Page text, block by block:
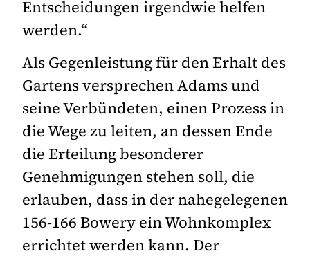
Entscheidungen irgendwie helfen
werden.“
Als Gegenleistung für den Erhalt des
Gartens versprechen Adams und
seine Verbündeten, einen Prozess in
die Wege zu leiten, an dessen Ende
die Erteilung besonderer
Genehmigungen stehen soll, die
erlauben, dass in der nahegelegenen
156-166 Bowery ein Wohnkomplex
errichtet werden kann. Der